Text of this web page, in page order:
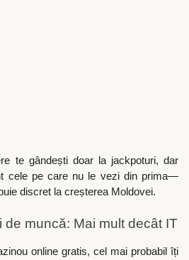
te gândești doar la jackpoturi, dar
cele pe care nu le vezi din prima—
discret la creșterea Moldovei.
de muncă: Mai mult decât IT
online gratis, cel mai probabil îți